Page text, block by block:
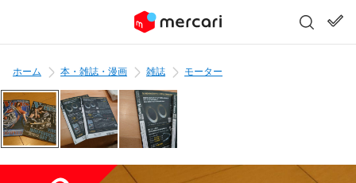
ホーム 本・雑誌・漫画 雑誌 モーター